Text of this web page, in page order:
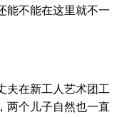
能不能在这里就不一
夫在新工人艺术团工
两个儿子自然也一直